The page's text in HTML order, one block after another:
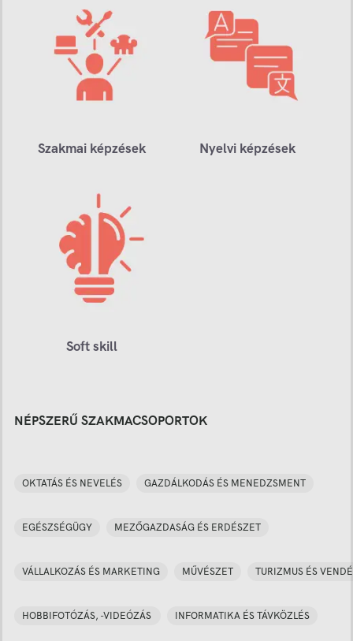
Szakmai képzések Nyelvi képzések
Soft skill
NÉPSZERŰ SZAKMACSOPORTOK
OKTATÁS ÉS NEVELÉS GAZDÁLKODÁS ÉS MENEDZSMENT
EGÉSZSÉGÜGY MEZŐGAZDASÁG ÉS ERDÉSZET
VÁLLALKOZÁS ÉS MARKETING MŰVÉSZET TURIZMUS ÉS
HOBBIFOTÓZÁS, -VIDEÓZÁS INFORMATIKA ÉS TÁVKÖZLÉS